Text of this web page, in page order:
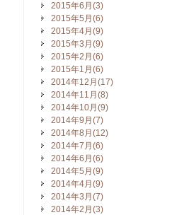
2015年6月(3)
2015年5月(6)
2015年4月(9)
2015年3月(9)
2015年2月(6)
2015年1月(6)
2014年12月(17)
2014年11月(8)
2014年10月(9)
2014年9月(7)
2014年8月(12)
2014年7月(6)
2014年6月(6)
2014年5月(9)
2014年4月(9)
2014年3月(7)
2014年2月(3)